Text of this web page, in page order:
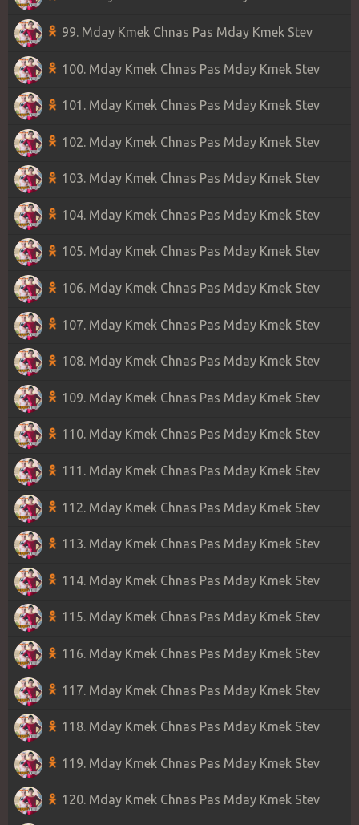
99. Mday Kmek Chnas Pas Mday Kmek Stev
100. Mday Kmek Chnas Pas Mday Kmek Stev
101. Mday Kmek Chnas Pas Mday Kmek Stev
102. Mday Kmek Chnas Pas Mday Kmek Stev
103. Mday Kmek Chnas Pas Mday Kmek Stev
104. Mday Kmek Chnas Pas Mday Kmek Stev
105. Mday Kmek Chnas Pas Mday Kmek Stev
106. Mday Kmek Chnas Pas Mday Kmek Stev
107. Mday Kmek Chnas Pas Mday Kmek Stev
108. Mday Kmek Chnas Pas Mday Kmek Stev
109. Mday Kmek Chnas Pas Mday Kmek Stev
110. Mday Kmek Chnas Pas Mday Kmek Stev
111. Mday Kmek Chnas Pas Mday Kmek Stev
112. Mday Kmek Chnas Pas Mday Kmek Stev
113. Mday Kmek Chnas Pas Mday Kmek Stev
114. Mday Kmek Chnas Pas Mday Kmek Stev
115. Mday Kmek Chnas Pas Mday Kmek Stev
116. Mday Kmek Chnas Pas Mday Kmek Stev
117. Mday Kmek Chnas Pas Mday Kmek Stev
118. Mday Kmek Chnas Pas Mday Kmek Stev
119. Mday Kmek Chnas Pas Mday Kmek Stev
120. Mday Kmek Chnas Pas Mday Kmek Stev